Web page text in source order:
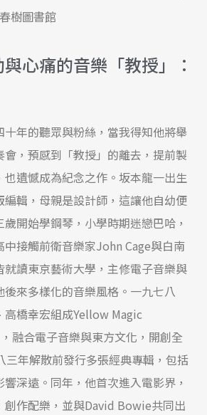
樹圖書館
心痛的音樂「教授」：
年的聽眾與粉絲，當我得知他將舉
，預感到「教授」的離去，提前製
也遺憾成為紀念之作。坂本龍一出生
輯，母親是設計師，這讓他自幼便
開始學鋼琴，小學時期迷戀巴哈，
中接觸前衛音樂家John Cage與白南
就讀東京藝術大學，主修電子音樂與
來多樣化的音樂風格。一九七八
高橋幸宏組成Yellow Magic
融合電子音樂與東方文化，開創全
三年解散前發行多張經典專輯，包括
響深遠。同年，他首次進入電影界，
創作配樂，並與David Bowie共同出